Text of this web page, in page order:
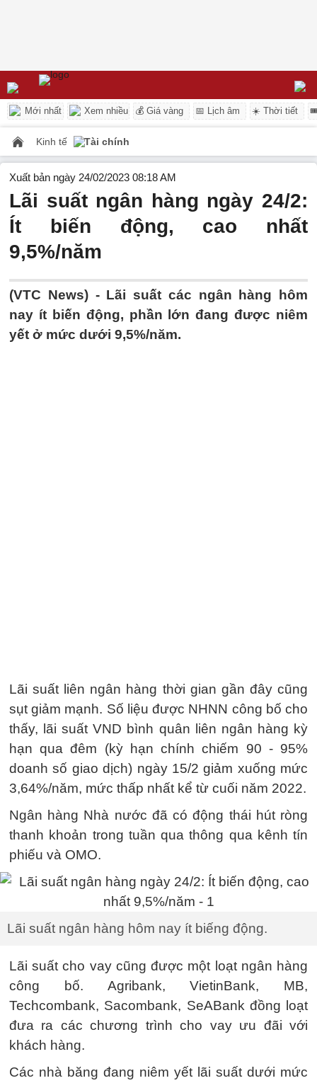
Mới nhất Xem nhiều 💰 Giá vàng 📅 Lịch âm ☀️ Thời tiết
Kinh tế Tài chính
Xuất bản ngày 24/02/2023 08:18 AM
Lãi suất ngân hàng ngày 24/2:
Ít biến động, cao nhất
9,5%/năm
(VTC News) - Lãi suất các ngân hàng hôm
nay ít biến động, phần lớn đang được niêm
yết ở mức dưới 9,5%/năm.
Lãi suất liên ngân hàng thời gian gần đây cũng
sụt giảm mạnh. Số liệu được NHNN công bố cho
thấy, lãi suất VND bình quân liên ngân hàng kỳ
hạn qua đêm (kỳ hạn chính chiếm 90 - 95%
doanh số giao dịch) ngày 15/2 giảm xuống mức
3,64%/năm, mức thấp nhất kể từ cuối năm 2022.
Ngân hàng Nhà nước đã có động thái hút ròng
thanh khoản trong tuần qua thông qua kênh tín
phiếu và OMO.
Lãi suất ngân hàng hôm nay ít biếng động.
Lãi suất cho vay cũng được một loạt ngân hàng
công bố. Agribank, VietinBank, MB,
Techcombank, Sacombank, SeABank đồng loạt
đưa ra các chương trình cho vay ưu đãi với
khách hàng.
Các nhà băng đang niêm yết lãi suất dưới mức